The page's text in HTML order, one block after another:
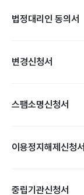
법정대리인 동의서
변경신청서
스팸소명신청서
이용정지해제신청서
중립기관신청서